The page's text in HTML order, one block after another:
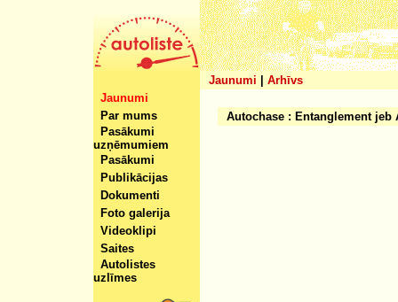
Jaunumi
Arhīvs
Jaunumi
Par mums
Pasākumi
uzņēmumiem
Pasākumi
Publikācijas
Dokumenti
Foto galerija
Videoklipi
Saites
Autolistes
uzlīmes
Autochase : Entanglement jeb